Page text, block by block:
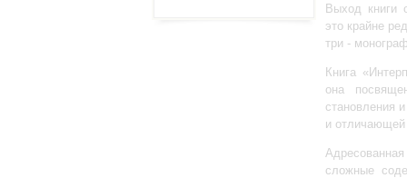
Выход книги
это крайне
три -
Книга
она
становления
и отличающей
сложные